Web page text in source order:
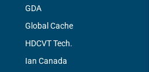
GDA
Global Cache
HDCVT Tech.
Ian Canada